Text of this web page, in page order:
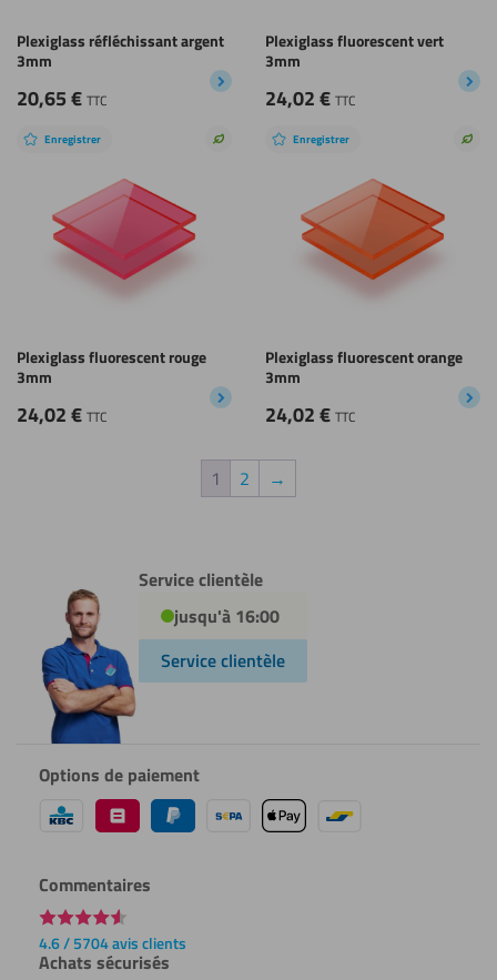
Plexiglass réfléchissant argent
3mm
20,65€ TTC
Plexiglass fluorescent vert
3mm
24,02€ TTC
Enregistrer
Plexiglass fluorescent rouge
3mm
24,02€ TTC
Choix
Enregistrer
Plexiglass fluorescent orange
3mm
24,02€ TTC
1 2 →
Service clientèle
jusqu'à 16:00
Service clientèle
Options de paiement
Commentaires
4.6 / 5704 avis clients
Achats sécurisés